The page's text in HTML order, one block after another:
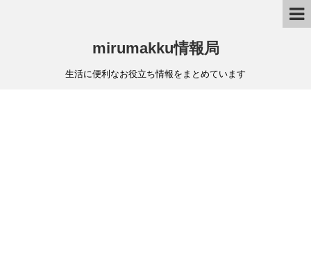
mirumakku情報局
生活に便利なお役立ち情報をまとめています